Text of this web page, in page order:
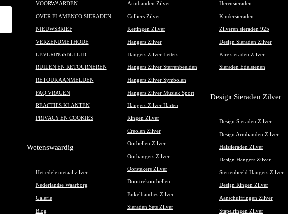
VOORWAARDEN
OVER FLAMENCO SIERADEN
NIEUWSBRIEF
VERZENDMETHODE
LEVERINGSBELEID
RUILEN EN RETOURNEREN
RETOUR AANMELDEN
FAQ VRAGEN
REACTIES KLANTEN
PRIVACY EN COOKIES
Wetenswaardig
Het edele metaal zilver
Nederlandse Waarborg
Galerie
Blog
Armbanden Zilver
Colliers Zilver
Kettingen Zilver
Hangers Zilver
Hangers Zilver Letters
Hangers Zilver Sterrenbeelden
Hangers Zilver Symbolen
Hangers Zilver Muziek Sport
Hangers Zilver Harten
Ringen Zilver
Creolen Zilver
Oorbellen Zilver
Oorhangers Zilver
Oorstekers Zilver
Doortrekoorbellen
Enkelbandjes Zilver
Sieraden Sets Zilver
Herensieraden
Kindersieraden
Zilveren sieraden 925
Design Sieraden Zilver
Parelsieraden Zilver
Sieraden Edelstenen
Design Sieraden Zilver
Design Sieraden Zilver
Design Armbanden Zilver
Halssieraden Zilver
Design Hangers Zilver
Sterrenbeeld Hangers Zilver
Design Ringen Zilver
Aanschuifringen Zilver
Stapelringen Zilver